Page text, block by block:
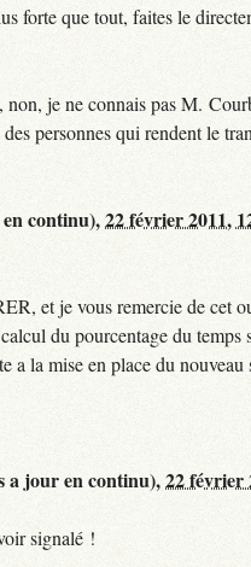
forte que tout, faites le
je ne connais pas M.
personnes qui rendent le
continu),22 février 2011,
et je vous remercie de cet
du pourcentage du temps
a la mise en place du
a jour en continu),22 février
signalé !